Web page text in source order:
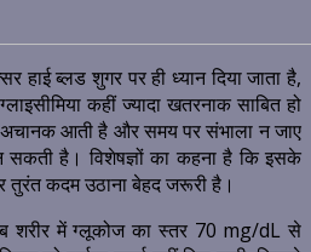
हाई ब्लड शुगर पर ही ध्यान दिया जाता है,
कहीं ज्यादा खतरनाक साबित हो
आती है और समय पर संभाला न जाए
सकती है। विशेषज्ञों का कहना है कि इसके
कदम उठाना बेहद जरूरी है।
जब शरीर में ग्लूकोज का स्तर 70 mg/dL से